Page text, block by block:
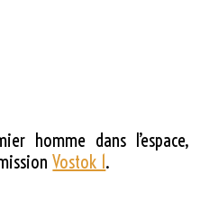
homme dans l’espace,
Vostok 1.